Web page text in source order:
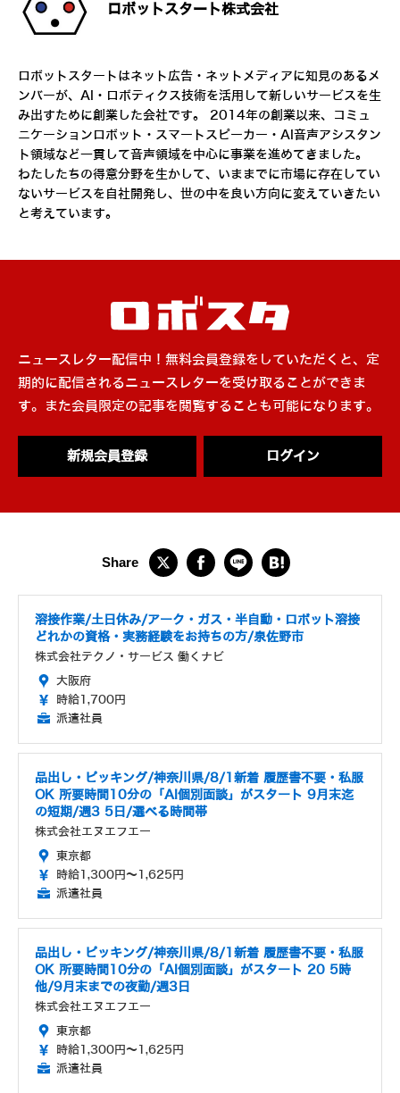
ロボットスタート株式会社
ロボットスタートはネット広告・ネットメディアに知見のあるメ
ンバーが、AI・ロボティクス技術を活用して新しいサービスを生
み出すために創業した会社です。 2014年の創業以来、コミュ
ニケーションロボット・スマートスピーカー・AI音声アシスタン
ト領域など一貫して音声領域を中心に事業を進めてきました。
わたしたちの得意分野を生かして、いままでに市場に存在してい
ないサービスを自社開発し、世の中を良い方向に変えていきたい
と考えています。
ニュースレター配信中！無料会員登録をしていただくと、定
期的に配信されるニュースレターを受け取ることができま
す。また会員限定の記事を閲覧することも可能になります。
新規会員登録 ログイン
溶接作業/土日休み/アーク・ガス・半自動・ロボット溶接
どれかの資格・実務経験をお持ちの方/泉佐野市
株式会社テクノ・サービス 働くナビ
大阪府
時給1,700円
派遣社員
品出し・ピッキング/神奈川県/8/1新着 履歴書不要・私服
OK 所要時間10分の「AI個別面談」がスタート 9月末迄
の短期/週3 5日/選べる時間帯
株式会社エヌエフエー
東京都
時給1,300円～1,625円
派遣社員
品出し・ピッキング/神奈川県/8/1新着 履歴書不要・私服
OK 所要時間10分の「AI個別面談」がスタート 20 5時
他/9月末までの夜勤/週3日
株式会社エヌエフエー
東京都
時給1,300円～1,625円
派遣社員